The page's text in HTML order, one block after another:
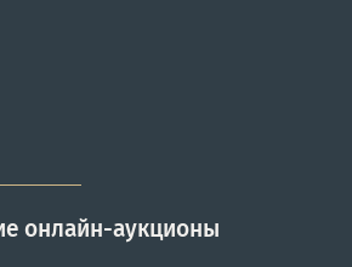
онлайн-аукционы